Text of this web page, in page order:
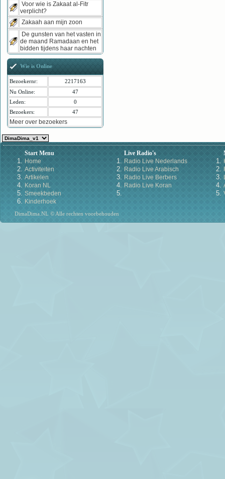
Voor wie is Zakaat al-Fitr
verplicht?
Zakaah aan mijn zoon
De gunsten van het vasten in
de maand Ramadaan en het
bidden tijdens haar nachten
Wie is Online
Bezoekernr:
2217163
Nu Online:
47
Leden:
0
Bezoekers:
47
Meer over bezoekers
Start Menu
Home
Activiteiten
Artikelen
Koran NL
Smeekbeden
Kinderhoek
Live Radio's
Radio Live Nederlands
Radio Live Arabisch
Radio Live Berbers
Radio Live Koran
DimaDima.NL © Alle rechten voorbehouden